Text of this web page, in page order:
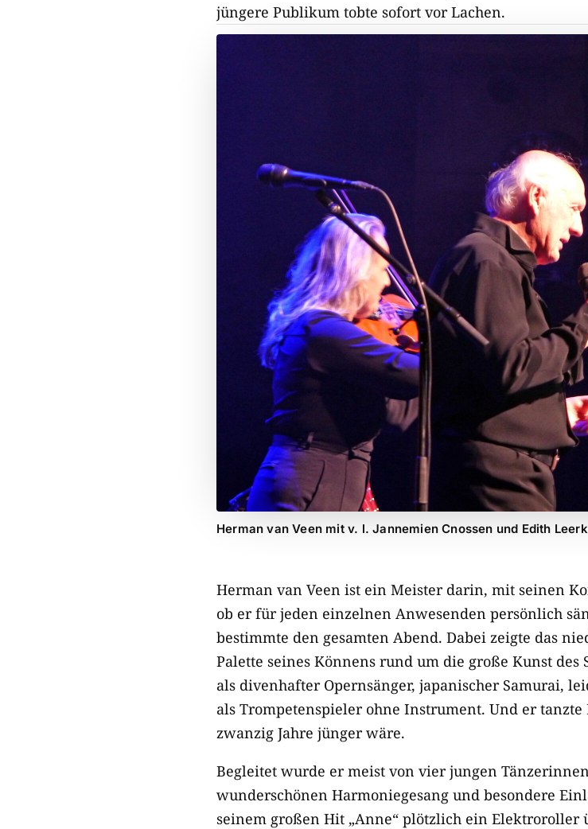
jüngere Publikum tobte sofort vor Lachen.
Herman van Veen mit v. l. Jannemien Cnossen und Edith
Herman van Veen ist ein Meister darin, mit seinen
ob er für jeden einzelnen Anwesenden persönlich
bestimmte den gesamten Abend. Dabei zeigte das
Palette seines Könnens rund um die große Kunst
als divenhafter Opernsänger, japanischer Samurai,
als Trompetenspieler ohne Instrument. Und er
zwanzig Jahre jünger wäre.
Begleitet wurde er meist von vier jungen
wunderschönen Harmoniegesang und besondere
seinem großen Hit „Anne“ plötzlich ein